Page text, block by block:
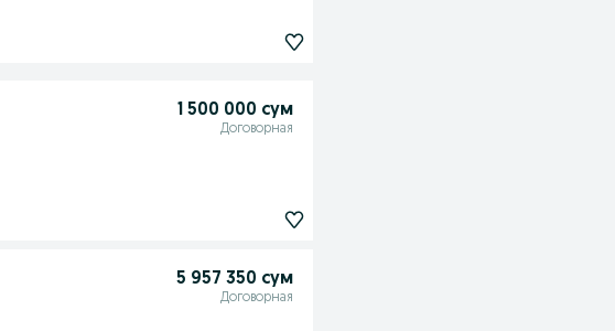
1 500 000 сум
Договорная
5 957 350 сум
Договорная